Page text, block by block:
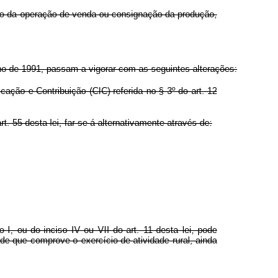
operação de venda ou consignação da produção,
de 1991, passam a vigorar com as seguintes alterações:
e Contribuição (CIC) referida no § 3º do art. 12
55 desta lei, far-se-á alternativamente através de:
I, ou do inciso IV ou VII do art. 11 desta lei, pode
que comprove o exercício de atividade rural, ainda